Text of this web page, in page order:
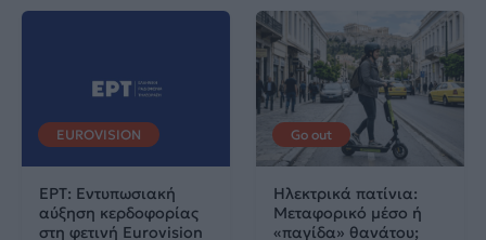
EUROVISION
ΕΡΤ: Εντυπωσιακή
αύξηση κερδοφορίας
στη φετινή Eurovision
Go out
Ηλεκτρικά πατίνια:
Μεταφορικό μέσο ή
«παγίδα» θανάτου;